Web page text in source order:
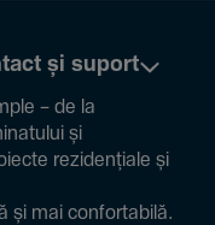
și suport
– de la
și
rezi­den­țiale și
și mai confor­ta­bilă.